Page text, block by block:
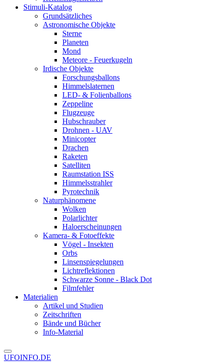
Stimuli-Katalog
Grundsätzliches
Astronomische Objekte
Sterne
Planeten
Mond
Meteore - Feuerkugeln
Irdische Objekte
Forschungsballons
Himmelslaternen
LED- & Folienballons
Zeppeline
Flugzeuge
Hubschrauber
Drohnen - UAV
Minicopter
Drachen
Raketen
Satelliten
Raumstation ISS
Himmelsstrahler
Pyrotechnik
Naturphänomene
Wolken
Polarlichter
Haloerscheinungen
Kamera- & Fotoeffekte
Vögel - Insekten
Orbs
Linsenspiegelungen
Lichtreflektionen
Schwarze Sonne - Black Dot
Filmfehler
Materialien
Artikel und Studien
Zeitschriften
Bände und Bücher
Info-Material
UFOINFO.DE